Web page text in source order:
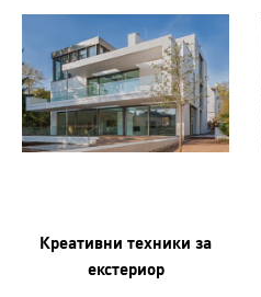
Креативни техники за
екстериор